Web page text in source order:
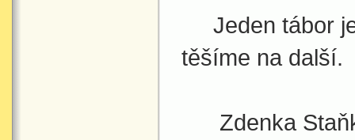
Jeden tábor
těšíme na další.
Zdenka